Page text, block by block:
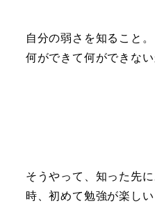
自分の弱さを知ること。
何ができて何ができない
そうやって、知った先
時、初めて勉強が楽しい